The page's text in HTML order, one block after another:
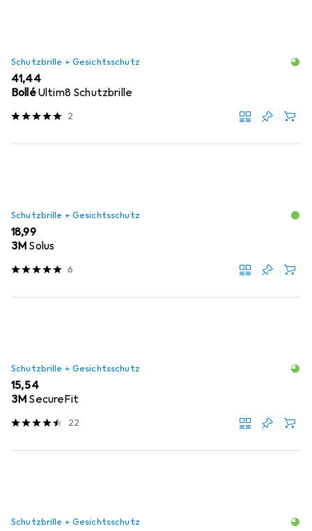
Schutzbrille + Gesichtsschutz
EUR
41,44
BolléUltim8 Schutzbrille
2
Schutzbrille + Gesichtsschutz
EUR
18,99
3M Solus
6
Schutzbrille + Gesichtsschutz
EUR
15,54
3M SecureFit
22
Schutzbrille + Gesichtsschutz